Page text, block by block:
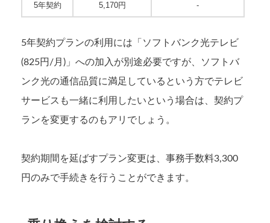
5年契約 5,170円 -
5年契約プランの利用には「ソフトバンク光テレビ
(825円/月)」への加入が別途必要ですが、ソフトバ
ンク光の通信品質に満足しているという方でテレビ
サービスも一緒に利用したいという場合は、契約プ
ランを変更するのもアリでしょう。
契約期間を延ばすプラン変更は、事務手数料3,300
円のみで手続きを行うことができます。